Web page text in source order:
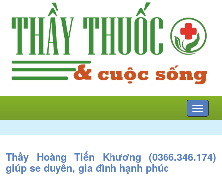
Mở
menu
Thầy Hoàng Tiến Khương (0366.346.174)
giúp se duyên, gia đình hạnh phúc